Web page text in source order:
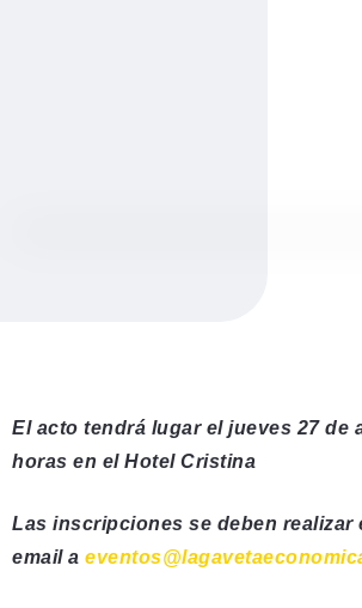
El acto tendrá lugar el jueves 27 de
horas en el Hotel Cristina
Las inscripciones se deben realizar
email a